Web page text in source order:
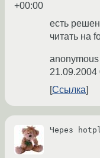
+00:00
есть
читать на
anonymous
21.09.2004
Ссылка
Через